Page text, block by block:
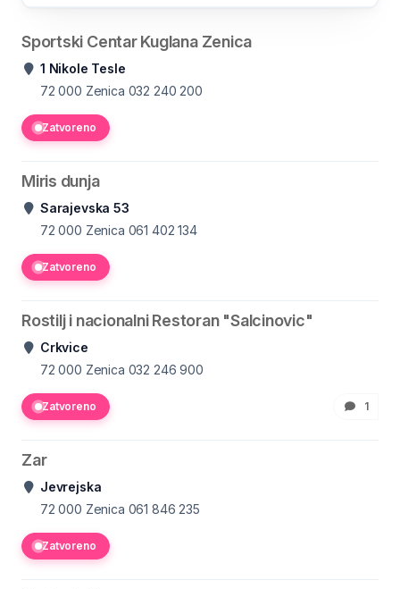
Sportski Centar Kuglana Zenica
1 Nikole Tesle
72 000 Zenica 032 240 200
Zatvoreno
Miris dunja
Sarajevska 53
72 000 Zenica 061 402 134
Zatvoreno
Rostilj i nacionalni Restoran "Salcinovic"
Crkvice
72 000 Zenica 032 246 900
Zatvoreno 1
Zar
Jevrejska
72 000 Zenica 061 846 235
Zatvoreno